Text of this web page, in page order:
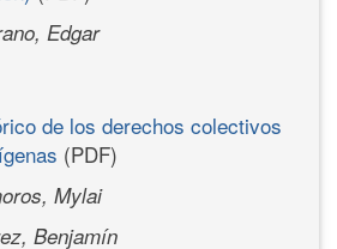
Edgar
de los derechos colectivos
(PDF)
Mylai
Benjamín